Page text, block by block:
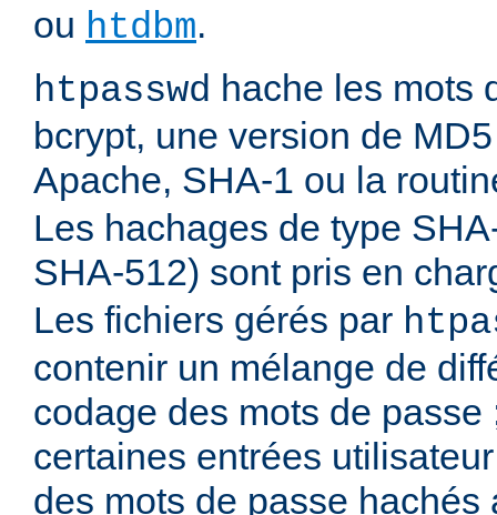
ou htdbm.
htpasswd hache les mots
bcrypt, une version de
Apache, SHA-1 ou la
Les hachages de type
SHA-512) sont pris en
Les fichiers gérés par
contenir un mélange de
codage des mots de passe
certaines entrées
des mots de passe hachés